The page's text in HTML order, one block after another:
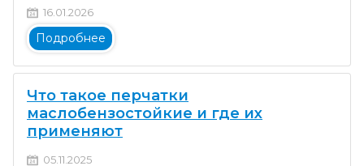
16.01.2026
Подробнее
Что такое перчатки
маслобензостойкие и где их
применяют
05.11.2025